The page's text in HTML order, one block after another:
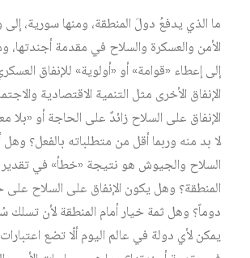
ما الذي يدفعُ دولَ المنطقة، ومنها سورية،
الأمن والعسكرة والسلاح في مقدمة أجندتها،
إلى إعطاء «قوامة» أو «أولوية» للإنفاق
الإنفاق الأخرى مثل التنمية الاقتصادية
الإنفاق على السلاح زائدٌ على الحاجة أو «بلا
لا بد منه وربما أقل من متطلباته بالفعل؟ وهل
السلاح والجيوش هو نتيجة «خطأ» في
المنطقة؟ وهل يكون الإنفاق على السلاح على
دوماً؟ وهل ثمة خيار أمام المنطقة لأن تسلك
يمكن لأي دولة في عالم اليوم ألّا تضع